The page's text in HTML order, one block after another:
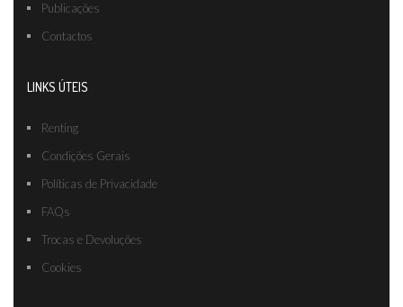
Publicações
Contactos
LINKS ÚTEIS
Renting
Condições Gerais
Políticas de Privacidade
FAQs
Trocas e Devoluções
Cookies